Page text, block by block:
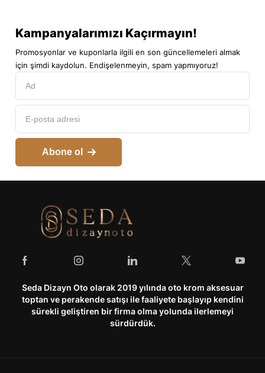
Kampanyalarımızı Kaçırmayın!
Promosyonlar ve kuponlarla ilgili en son güncellemeleri almak
için şimdi kaydolun. Endişelenmeyin, spam yapmıyoruz!
Abone ol
Seda Dizayn Oto olarak 2019 yılında oto krom aksesuar
toptan ve perakende satışı ile faaliyete başlayıp kendini
sürekli geliştiren bir firma olma yolunda ilerlemeyi
sürdürdük.